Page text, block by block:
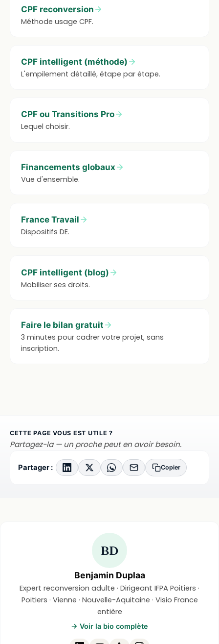
CPF reconversion
Méthode usage CPF.
CPF intelligent (méthode)
L'empilement détaillé, étape par étape.
CPF ou Transitions Pro
Lequel choisir.
Financements globaux
Vue d'ensemble.
France Travail
Dispositifs DE.
CPF intelligent (blog)
Mobiliser ses droits.
Faire le bilan gratuit
3 minutes pour cadrer votre projet, sans
inscription.
CETTE PAGE VOUS EST UTILE ?
Partagez-la — un proche peut en avoir besoin.
Partager : Copier
BD
Benjamin Duplaa
Expert reconversion adulte · Dirigeant IFPA Poitiers ·
Poitiers · Vienne · Nouvelle-Aquitaine · Visio France
entière
→ Voir la bio complète